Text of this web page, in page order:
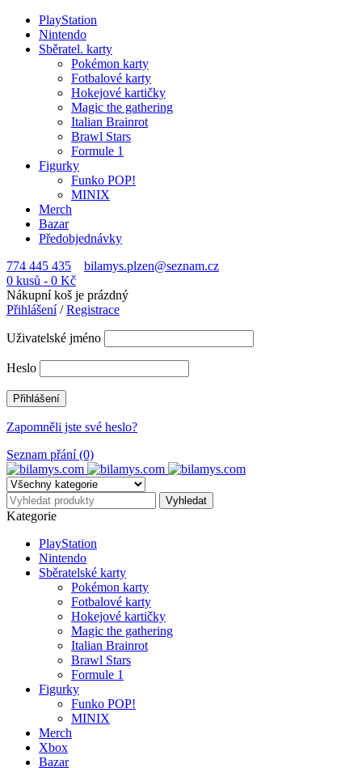
PlayStation
Nintendo
Sběratel. karty
Pokémon karty
Fotbalové karty
Hokejové kartičky
Magic the gathering
Italian Brainrot
Brawl Stars
Formule 1
Figurky
Funko POP!
MINIX
Merch
Bazar
Předobjednávky
774 445 435
bilamys.plzen@seznam.cz
0 kusů - 0 Kč
Nákupní koš je prázdný
Přihlášení/Registrace
Uživatelské jméno
Heslo
Zapomněli jste své heslo?
Seznam přání (0)
Kategorie
PlayStation
Nintendo
Sběratelské karty
Pokémon karty
Fotbalové karty
Hokejové kartičky
Magic the gathering
Italian Brainrot
Brawl Stars
Formule 1
Figurky
Funko POP!
MINIX
Merch
Xbox
Bazar